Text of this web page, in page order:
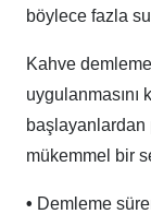
böylece fazla
Kahve
uygulanmasını
mükemmel bir
• Demleme